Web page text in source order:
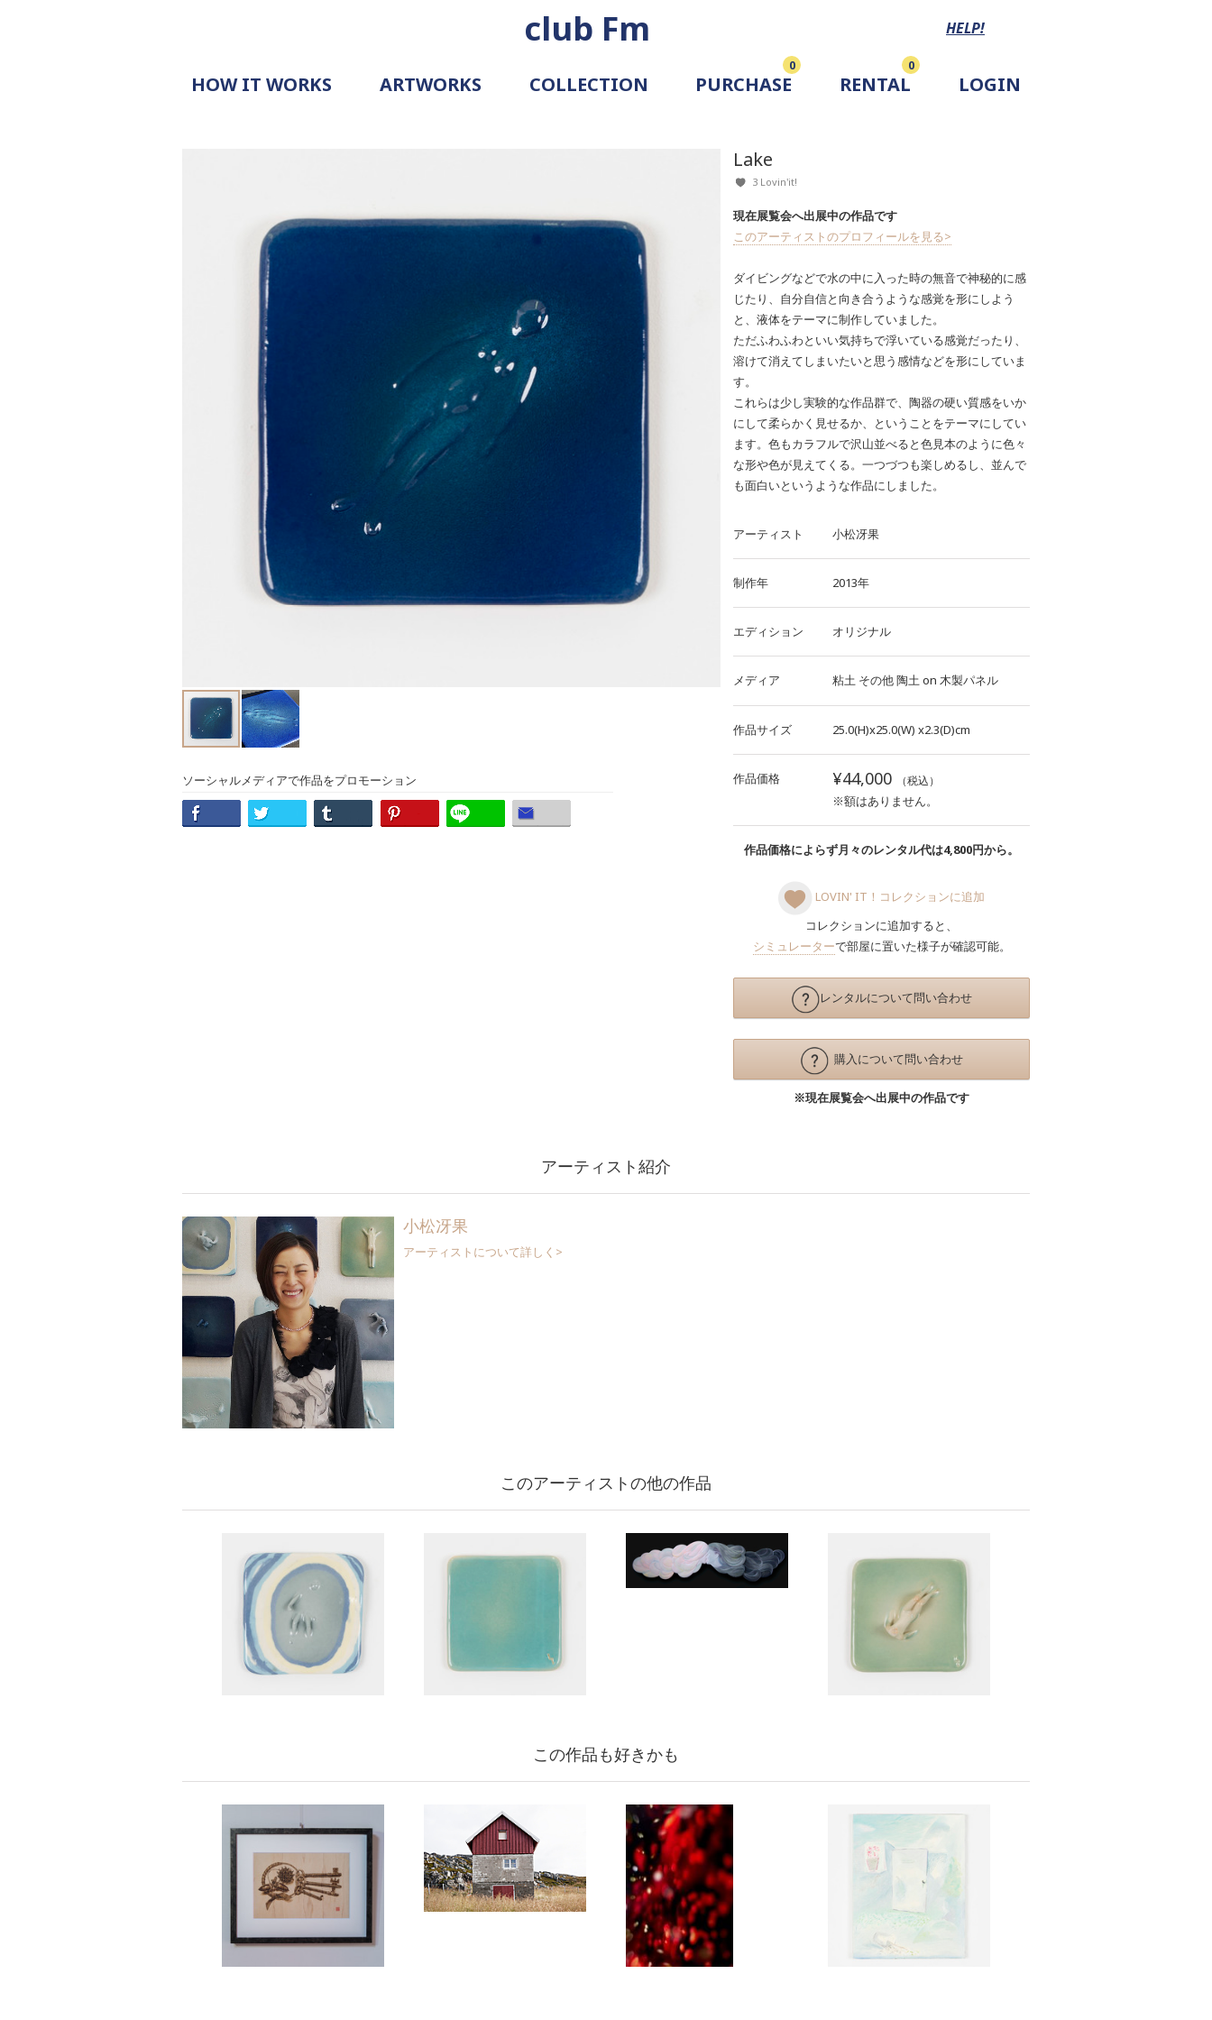
club Fm HELP!
HOW IT WORKS
DOCUMENT
REQUEST
ARTWORKS
COLLECTION
PURCHASE
0
RENTAL
0
LOGIN
ソーシャルメディアで作品をプロモーション
Lake
3 Lovin'it!
現在展覧会へ出展中の作品です
このアーティストのプロフィールを見る>
ダイビングなどで水の中に入った時の無音で神秘的に感
じたり、自分自信と向き合うような感覚を形にしよう
と、液体をテーマに制作していました。
ただふわふわといい気持ちで浮いている感覚だったり、
溶けて消えてしまいたいと思う感情などを形にしていま
す。
これらは少し実験的な作品群で、陶器の硬い質感をいか
にして柔らかく見せるか、ということをテーマにしてい
ます。色もカラフルで沢山並べると色見本のように色々
な形や色が見えてくる。一つづつも楽しめるし、並んで
も面白いというような作品にしました。
アーティスト 小松冴果
制作年 2013年
エディション オリジナル
メディア 粘土 その他陶土on 木製パネル
作品サイズ 25.0(H)x25.0(W) x2.3(D)cm
作品価格 ¥44,000 （税込）
※額はありません。
作品価格によらず月々のレンタル代は4,800円から。
LOVIN' IT！コレクションに追加
コレクションに追加すると、
シミュレーターで部屋に置いた様子が確認可能。
レンタルについて問い合わせ
購入について問い合わせ
※現在展覧会へ出展中の作品です
アーティスト紹介
小松冴果
アーティストについて詳しく>
このアーティストの他の作品
この作品も好きかも